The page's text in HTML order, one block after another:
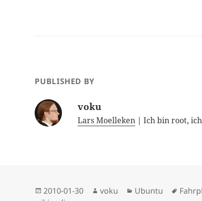
PUBLISHED BY
voku
Lars Moelleken | Ich bin root,
Posted
2010-01-30 Author
voku Categories
Ubuntu Tags